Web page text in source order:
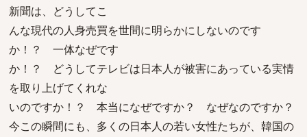
新聞は、どうしてこ
んな現代の人身売買を世間に明らかにしないのです
か！？ 一体なぜです
か！？ どうしてテレビは日本人が被害にあっている実情
を取り上げてくれな
いのですか！？ 本当になぜですか？ なぜなのですか？
今この瞬間にも、多くの日本人の若い女性たちが、韓国の